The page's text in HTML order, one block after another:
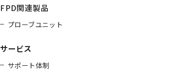
FPD関連製品
プローブユニット
サービス
サポート体制